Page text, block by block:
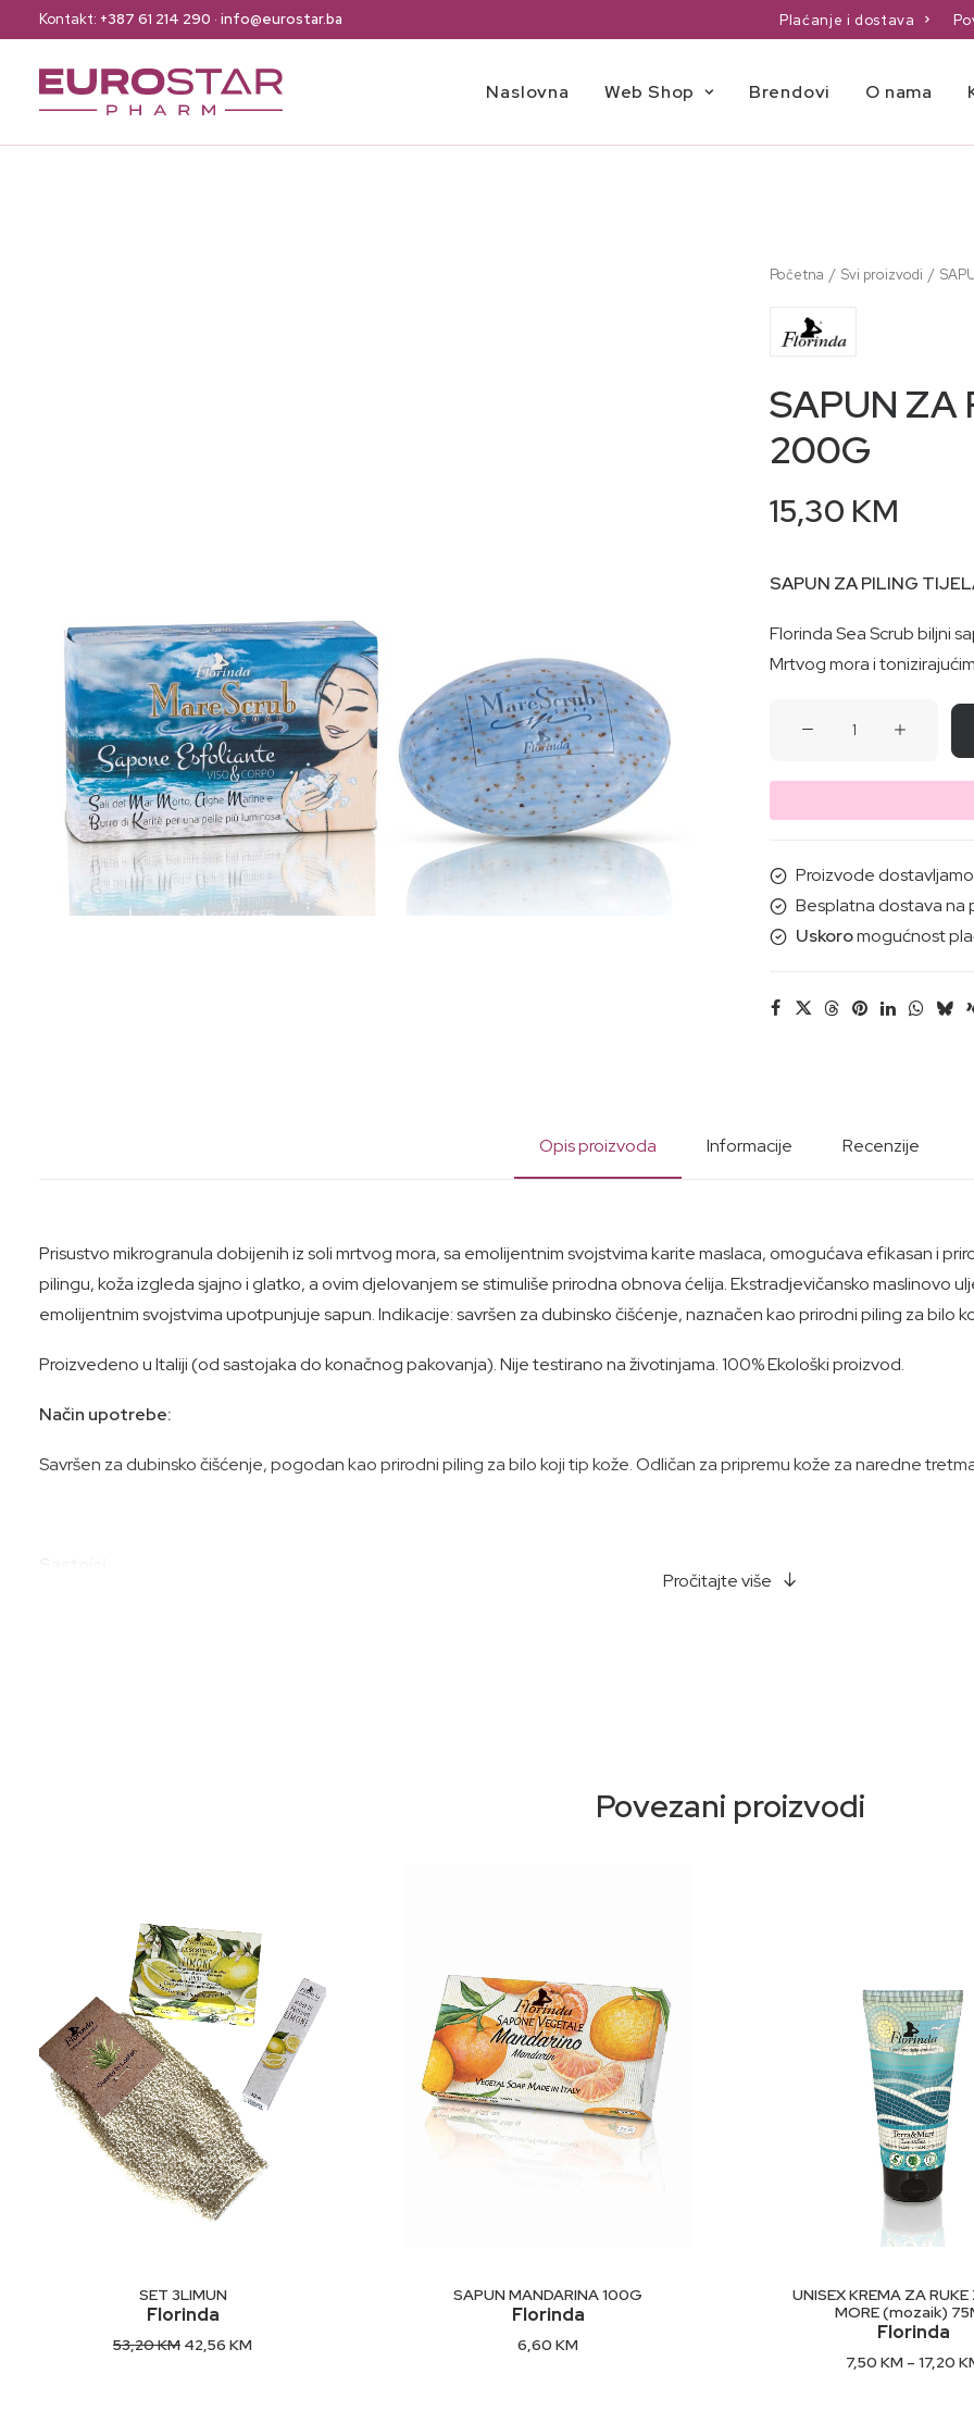
Kontakt: +387 61 214 290 · info@eurostar.ba Plaćanje i dostava
Naslovna Web Shop Brendovi O nama
Početna Svi proizvodi
SAPUN ZA
200G
15,30 KM
SAPUN ZA PILING
Florinda Sea Scrub biljni
Mrtvog mora i
200G
količina
Proizvode dostavljamo
Besplatna dostava na
Uskoromogućnost
Opis proizvoda Informacije Recenzije
Prisustvo mikrogranula dobijenih iz soli mrtvog mora, sa emolijentnim svojstvima karite maslaca, omogućava efikasan i
pilingu, koža izgleda sjajno i glatko, a ovim djelovanjem se stimuliše prirodna obnova ćelija. Ekstradjevičansko maslinovo
emolijentnim svojstvima upotpunjuje sapun. Indikacije: savršen za dubinsko čišćenje, naznačen kao prirodni piling za bilo
Proizvedeno u Italiji (od sastojaka do konačnog pakovanja). Nije testirano na životinjama. 100% Ekološki proizvod.
Način upotrebe:
Savršen za dubinsko čišćenje, pogodan kao prirodni piling za bilo koji tip kože. Odličan za pripremu kože za naredne
Pročitajte više
Povezani proizvodi
DODAJ U KORPU
SET 3LIMUN
Florinda
53,20KM Original
42,56 KM
DODAJ U KORPU
SAPUN MANDARINA 100G
Florinda
6,60 KM
ODABERI OPCIJE
hasUNISEX KREMA ZA
MORE (mozaik)
Florinda
7,50 KM – 17,20